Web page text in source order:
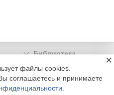
Библиотека
Реклама
файлы cookies.
соглашаетесь и принимаете
×